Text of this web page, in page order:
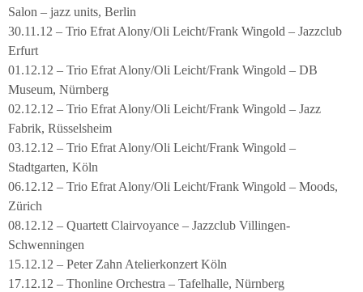
Salon – jazz units, Berlin
30.11.12 – Trio Efrat Alony/Oli Leicht/Frank Wingold – Jazzclub
Erfurt
01.12.12 – Trio Efrat Alony/Oli Leicht/Frank Wingold – DB
Museum, Nürnberg
02.12.12 – Trio Efrat Alony/Oli Leicht/Frank Wingold – Jazz
Fabrik, Rüsselsheim
03.12.12 – Trio Efrat Alony/Oli Leicht/Frank Wingold –
Stadtgarten, Köln
06.12.12 – Trio Efrat Alony/Oli Leicht/Frank Wingold – Moods,
Zürich
08.12.12 – Quartett Clairvoyance – Jazzclub Villingen-
Schwenningen
15.12.12 – Peter Zahn Atelierkonzert Köln
17.12.12 – Thonline Orchestra – Tafelhalle, Nürnberg